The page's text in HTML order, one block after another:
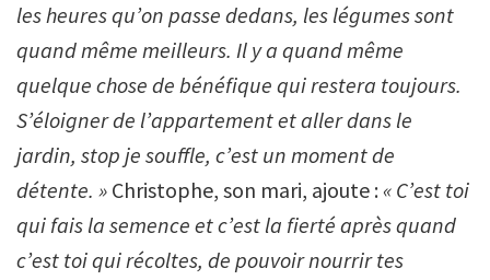
les heures qu’on passe dedans, les légumes sont
quand même meilleurs. Il y a quand même
quelque chose de bénéfique qui restera toujours.
S’éloigner de l’appartement et aller dans le
jardin, stop je souffle, c’est un moment de
détente. » Christophe, son mari, ajoute : « C’est toi
qui fais la semence et c’est la fierté après quand
c’est toi qui récoltes, de pouvoir nourrir tes